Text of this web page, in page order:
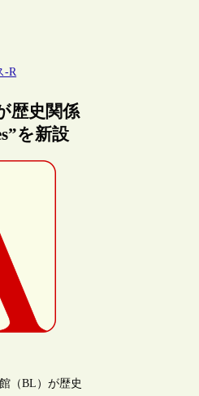
-R
歴史関係
を新設
（BL）が歴史